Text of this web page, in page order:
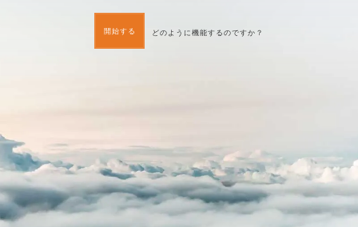
開始する どのように機能するのですか？